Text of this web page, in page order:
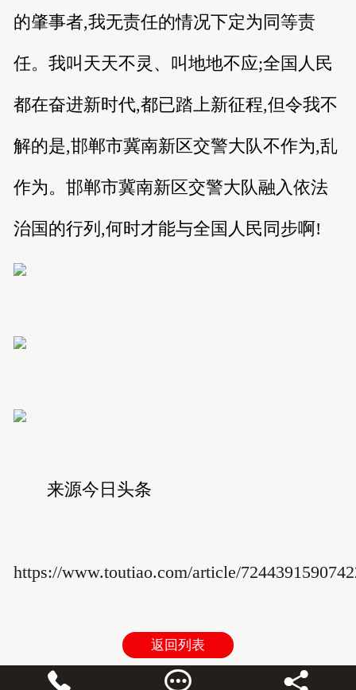
的肇事者,我无责任的情况下定为同等责
任。我叫天天不灵、叫地地不应;全国人民
都在奋进新时代,都已踏上新征程,但令我不
解的是,邯郸市冀南新区交警大队不作为,乱
作为。邯郸市冀南新区交警大队融入依法
治国的行列,何时才能与全国人民同步啊!
来源今日头条
https://www.toutiao.com/article/
返回列表
  